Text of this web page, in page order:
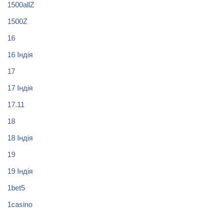
1500allZ
1500Z
16
16 Індія
17
17 Індія
17.11
18
18 Індія
19
19 Індія
1bet5
1casino